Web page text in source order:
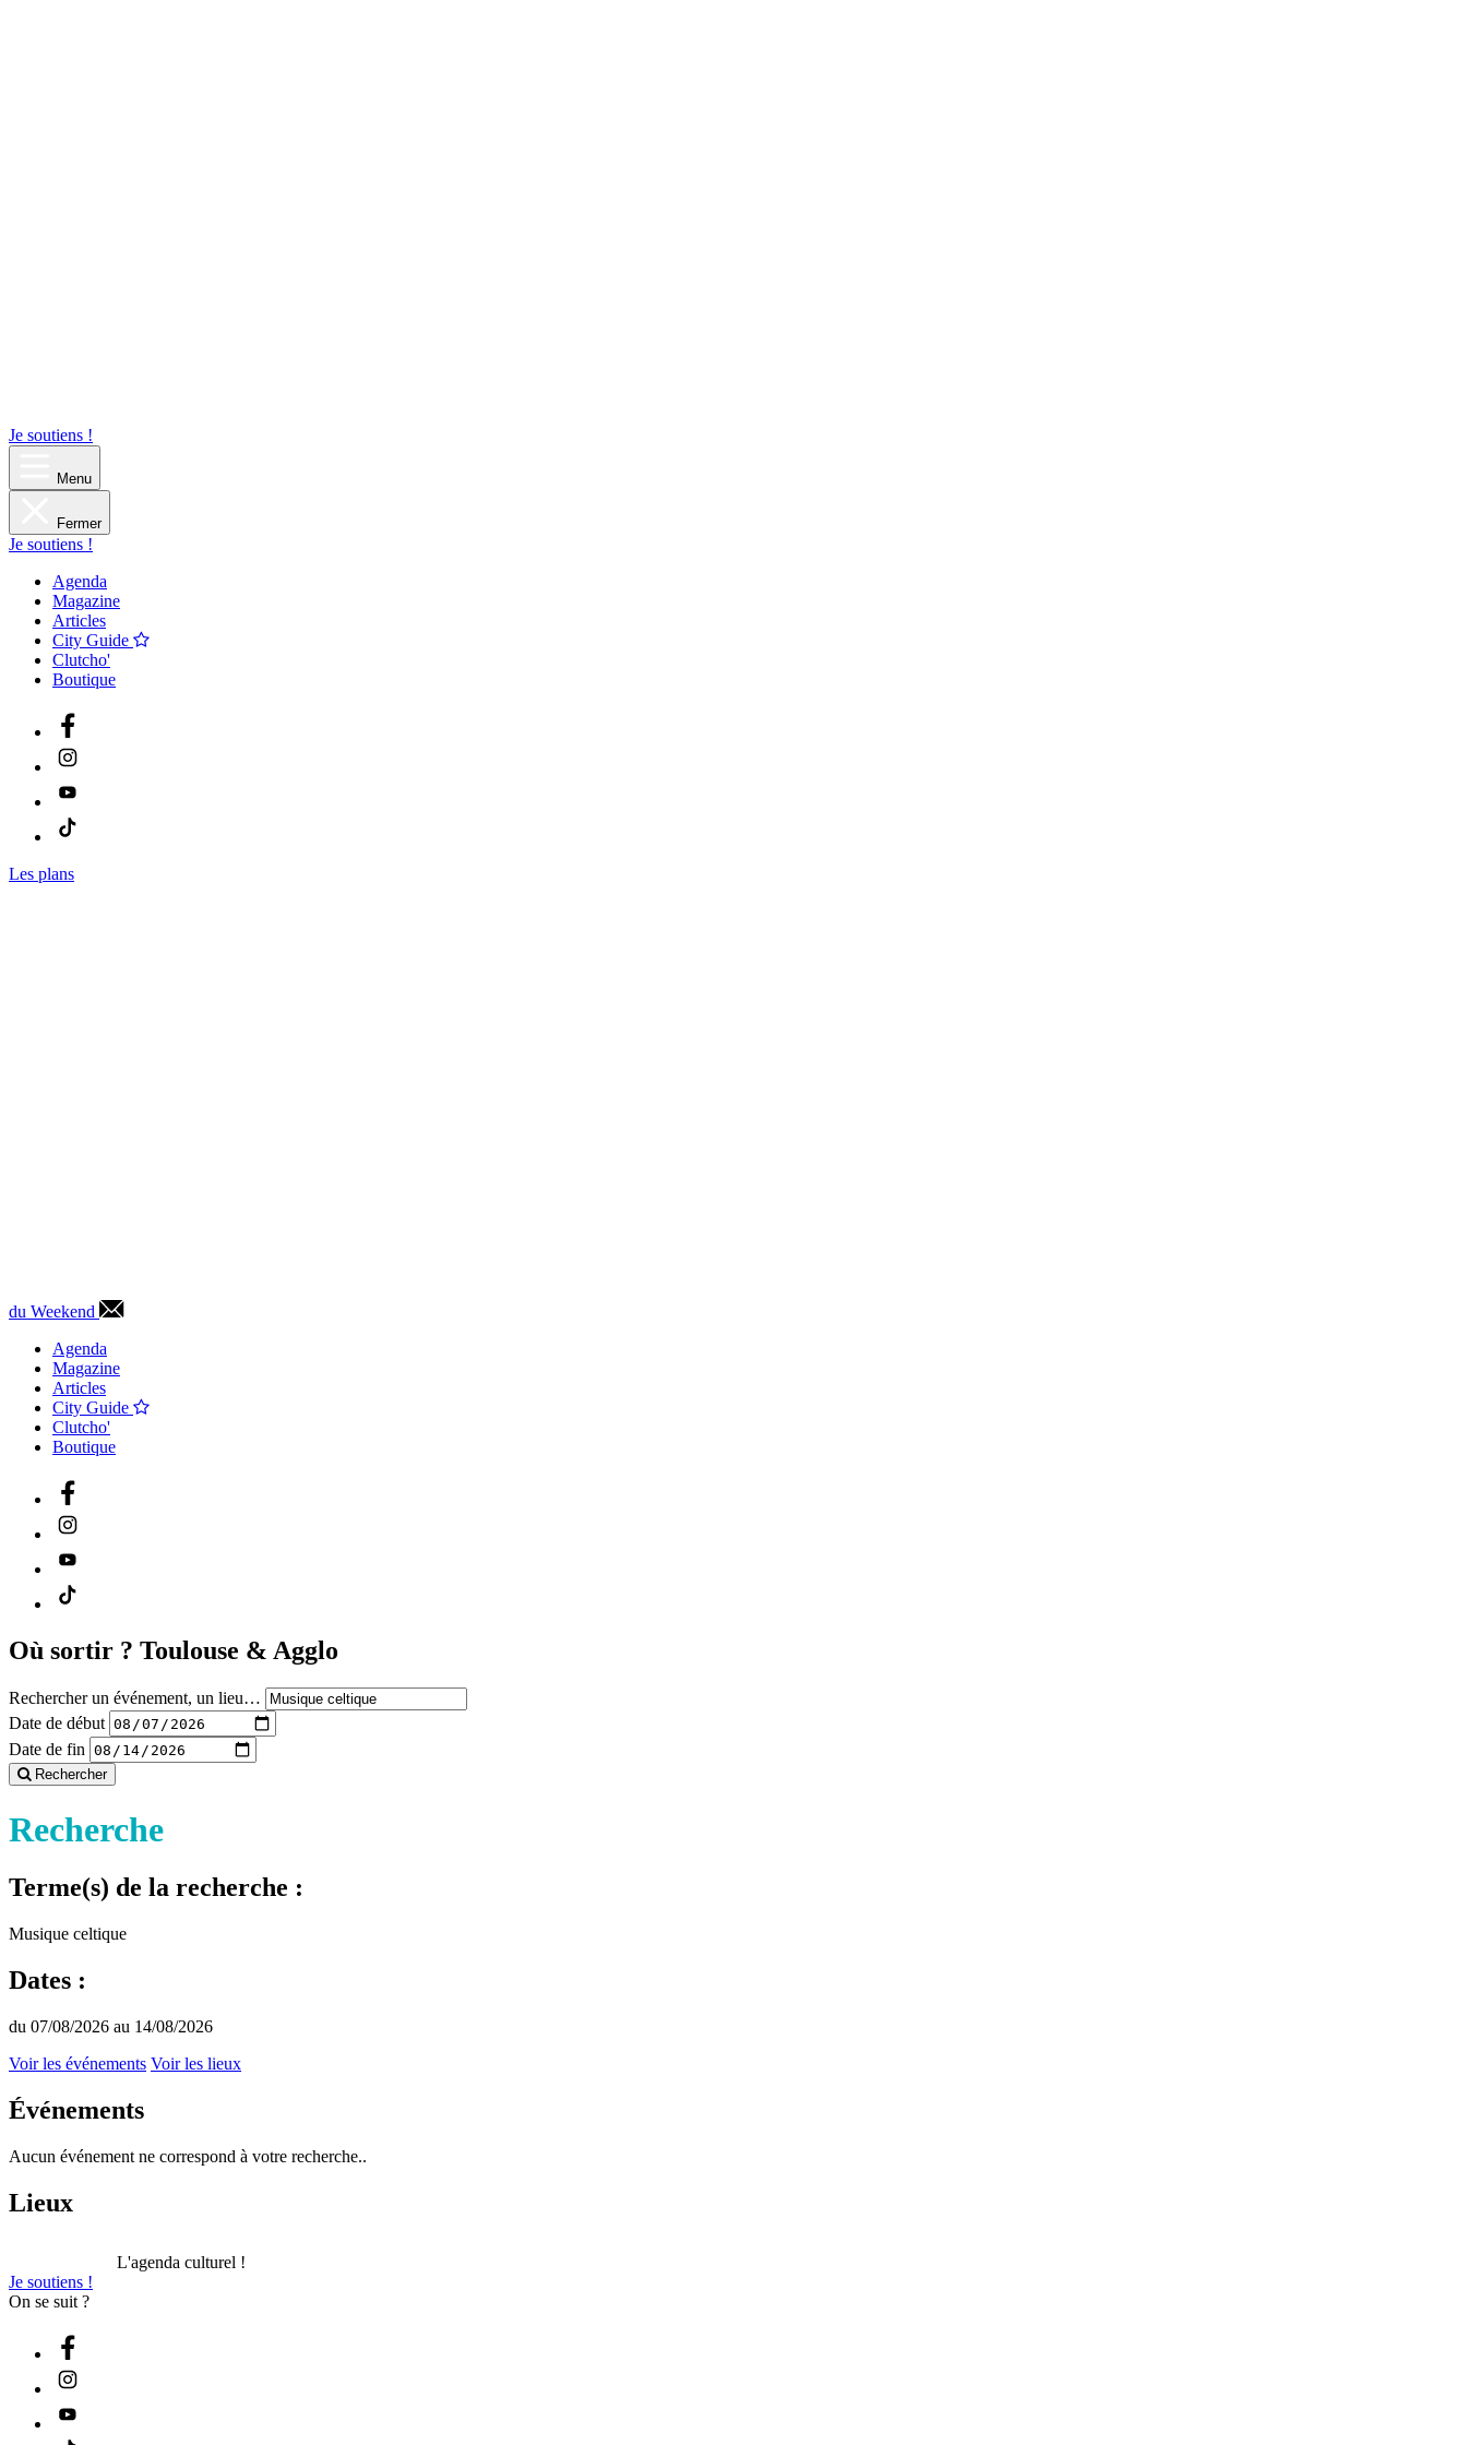
Je soutiens !
Menu
Fermer
Je soutiens !
Agenda
Magazine
Articles
City Guide
Clutcho'
Boutique
Les plans
du Weekend
Agenda
Magazine
Articles
City Guide
Clutcho'
Boutique
Où sortir ? Toulouse & Agglo
Rechercher un événement, un lieu…
Date de début
Date de fin
Rechercher
Recherche
Terme(s) de la recherche :
Musique celtique
Dates :
du 07/08/2026 au 14/08/2026
Voir les événements Voir les lieux
Événements
Aucun événement ne correspond à votre recherche..
Lieux
L'agenda culturel !
Je soutiens !
On se suit ?